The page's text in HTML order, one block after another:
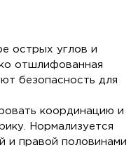
острых углов и
отшлифованная
безопасность для
координацию и
Нормализуется
и правой половинами